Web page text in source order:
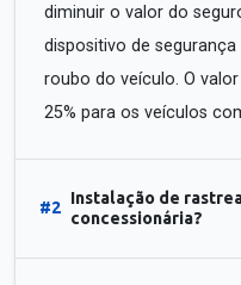
diminuir o valor do
dispositivo de
roubo do veículo. O
25% para os veículos
#2
Instalação de
concessionária?